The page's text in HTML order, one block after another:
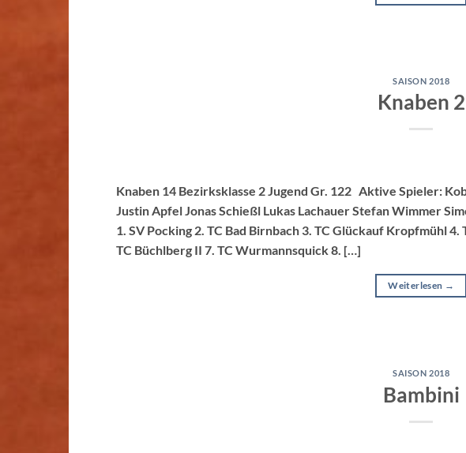
SAISON 2018
Knaben 2
Knaben 14 Bezirksklasse 2 Jugend Gr. 122 Aktive Spieler:
Justin Apfel Jonas Schießl Lukas Lachauer Stefan Wimmer
1. SV Pocking 2. TC Bad Birnbach 3. TC Glückauf Kropfmühl
TC Büchlberg II 7. TC Wurmannsquick 8. […]
Weiterlesen →
SAISON 2018
Bambini